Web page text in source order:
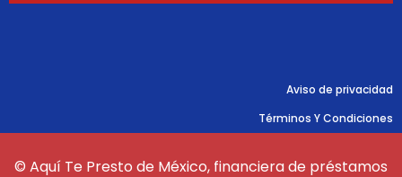
Aviso de privacidad
Términos Y Condiciones
© Aquí Te Presto de México, financiera de préstamos